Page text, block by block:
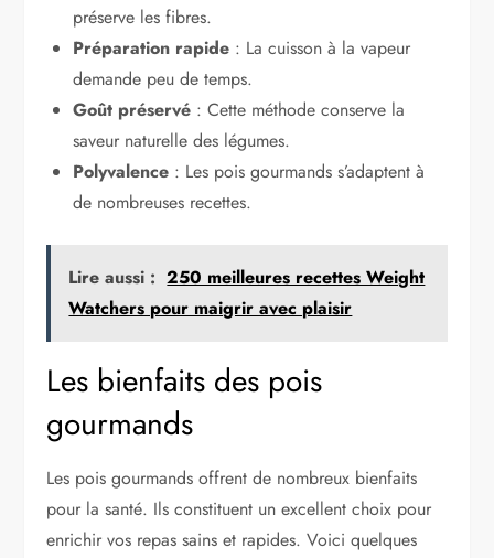
préserve les fibres.
Préparation rapide : La cuisson à la vapeur
demande peu de temps.
Goût préservé : Cette méthode conserve la
saveur naturelle des légumes.
Polyvalence : Les pois gourmands s’adaptent à
de nombreuses recettes.
Lire aussi : 250 meilleures recettes Weight
Watchers pour maigrir avec plaisir
Les bienfaits des pois
gourmands
Les pois gourmands offrent de nombreux bienfaits
pour la santé. Ils constituent un excellent choix pour
enrichir vos repas sains et rapides. Voici quelques